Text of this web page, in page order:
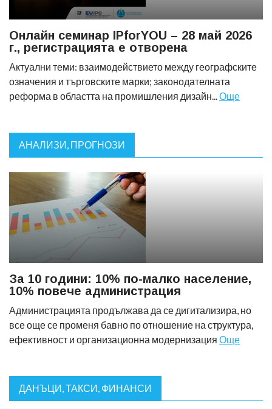
Онлайн семинар IPforYOU – 28 май 2026
г., регистрацията е отворена
Актуални теми: взаимодействието между географските
означения и търговските марки; законодателната
реформа в областта на промишления дизайн...Още
АНАЛИЗИ, ПРОГНОЗИ
За 10 години: 10% по-малко население,
10% повече администрация
Администрацията продължава да се дигитализира, но
все още се променя бавно по отношение на структура,
ефективност и организационна модернизация Още
ДАНЪЦИ, ТАКСИ, ФИНАНСИ